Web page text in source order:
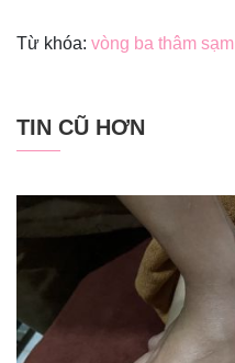
Từ khóa: vòng ba thâm sạm
TIN CŨ HƠN